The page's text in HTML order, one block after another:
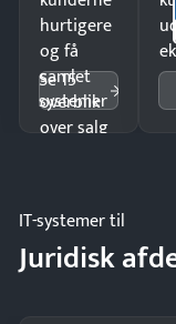
hurtigere
og få
samlet
overblik
over salg
Se 15
systemer
IT-systemer til
Juridisk